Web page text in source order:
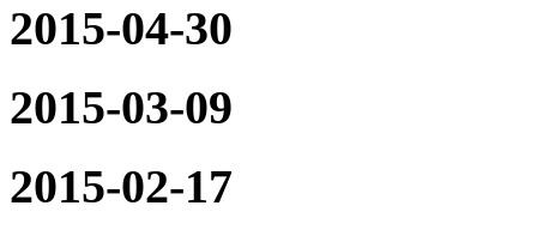
2015-04-30
2015-03-09
2015-02-17